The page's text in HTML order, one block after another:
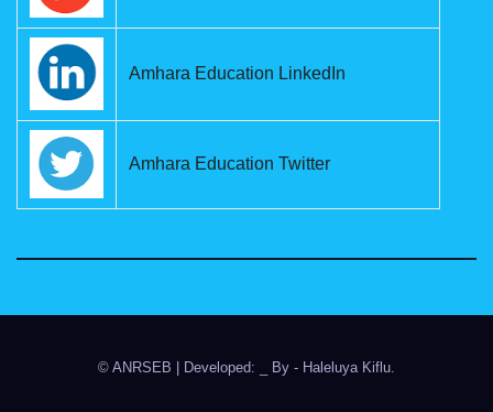
Amhara Education LinkedIn
Amhara Education Twitter
© ANRSEB Developed: _ By - Haleluya Kiflu